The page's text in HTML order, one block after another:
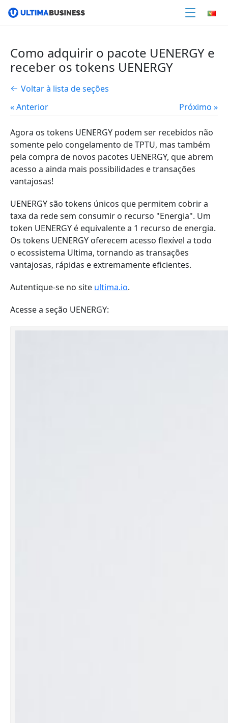
Como adquirir o pacote UENERGY e
receber os tokens UENERGY
Voltar à lista de seções
« Anterior
Próximo »
Agora os tokens UENERGY podem ser recebidos não
somente pelo congelamento de TPTU, mas também
pela compra de novos pacotes UENERGY, que abrem
acesso a ainda mais possibilidades e transações
vantajosas!
UENERGY são tokens únicos que permitem cobrir a
taxa da rede sem consumir o recurso "Energia". Um
token UENERGY é equivalente a 1 recurso de energia.
Os tokens UENERGY oferecem acesso flexível a todo
o ecossistema Ultima, tornando as transações
vantajosas, rápidas e extremamente eficientes.
Autentique-se no site ultima.io.
Acesse a seção UENERGY: